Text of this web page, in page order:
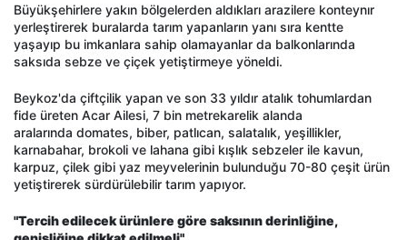
Büyükşehirlere yakın bölgelerden aldıkları arazilere konteynır
yerleştirerek buralarda tarım yapanların yanı sıra kentte
yaşayıp bu imkanlara sahip olamayanlar da balkonlarında
saksıda sebze ve çiçek yetiştirmeye yöneldi.
Beykoz'da çiftçilik yapan ve son 33 yıldır atalık tohumlardan
fide üreten Acar Ailesi, 7 bin metrekarelik alanda
aralarında domates, biber, patlıcan, salatalık, yeşillikler,
karnabahar, brokoli ve lahana gibi kışlık sebzeler ile kavun,
karpuz, çilek gibi yaz meyvelerinin bulunduğu 70-80 çeşit ürün
yetiştirerek sürdürülebilir tarım yapıyor.
"Tercih edilecek ürünlere göre saksının derinliğine,